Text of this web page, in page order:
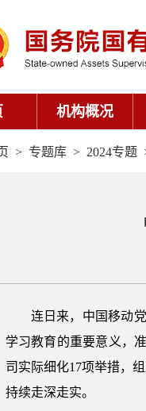
机构概况
> 专题库 > 2024专题
连日来，中国移动
学习教育的重要意义，
司实际细化17项举措，
持续走深走实。